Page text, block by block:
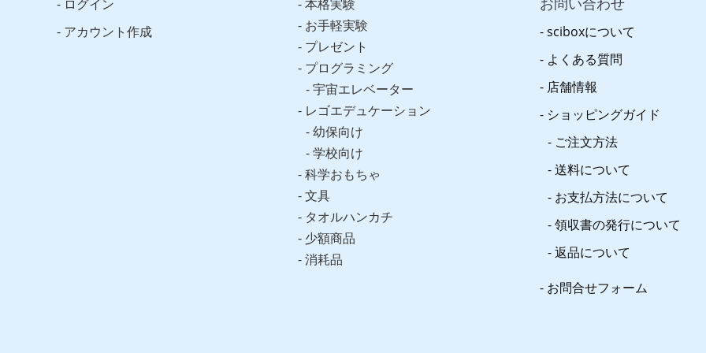
ログイン
アカウント作成
本格実験
お手軽実験
プレゼント
プログラミング
宇宙エレベーター
レゴエデュケーション
幼保向け
学校向け
科学おもちゃ
文具
タオルハンカチ
少額商品
消耗品
sciboxについて
よくある質問
店舗情報
ショッピングガイド
ご注文方法
送料について
お支払方法について
領収書の発行について
返品について
お問合せフォーム